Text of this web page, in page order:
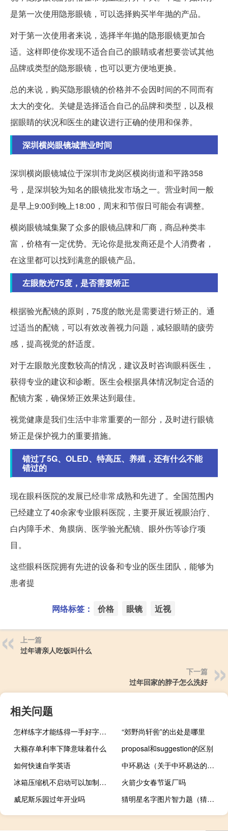
是第一次使用隐形眼镜，可以选择购买半年抛的产品。
对于第一次使用者来说，选择半年抛的隐形眼镜更加合
适。这样即使你发现不适合自己的眼睛或者想要尝试其他
品牌或类型的隐形眼镜，也可以更方便地更换。
总的来说，购买隐形眼镜的价格并不会因时间的不同而有
太大的变化。关键是选择适合自己的品牌和类型，以及根
据眼睛的状况和医生的建议进行正确的使用和保养。
深圳横岗眼镜城营业时间
深圳横岗眼镜城位于深圳市龙岗区横岗街道和平路358
号，是深圳较为知名的眼镜批发市场之一。营业时间一般
是早上9:00到晚上18:00，周末和节假日可能会有调整。
横岗眼镜城集聚了众多的眼镜品牌和厂商，商品种类丰
富，价格有一定优势。无论你是批发商还是个人消费者，
在这里都可以找到满意的眼镜产品。
左眼散光75度，是否需要矫正
根据验光配镜的原则，75度的散光是需要进行矫正的。通
过适当的配镜，可以有效改善视力问题，减轻眼睛的疲劳
感，提高视觉的舒适度。
对于左眼散光度数较高的情况，建议及时咨询眼科医生，
获得专业的建议和诊断。医生会根据具体情况制定合适的
配镜方案，确保矫正效果达到最佳。
视觉健康是我们生活中非常重要的一部分，及时进行眼镜
矫正是保护视力的重要措施。
错过了5G、OLED、特高压、养殖，还有什么不能
错过的
现在眼科医院的发展已经非常成熟和先进了。全国范围内
已经建立了40余家专业眼科医院，主要开展近视眼治疗、
白内障手术、角膜病、医学验光配镜、眼外伤等诊疗项
目。
这些眼科医院拥有先进的设备和专业的医生团队，能够为
患者提
网络标签： 价格 眼镜 近视
上一篇
过年请亲人吃饭叫什么
下一篇
过年回家的脖子怎么洗好
相关问题
怎样练字才能练得一手好字（怎么练字）
“郊野尚轩喾”的出处是哪里
大额存单利率下降意味着什么
proposal和suggestion的区别
如何快速自学英语
中环易达（关于中环易达的介绍）
冰箱压缩机不启动可以加制冷剂吗（冰箱压缩机不启动）
火箭少女春节返厂吗
威尼斯乐园过年开业吗
猜明星名字图片智力题（猜明星名字图片）